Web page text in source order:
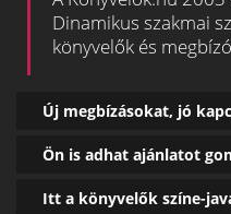
Dinamikus szakmai
könyvelők és
Új megbízásokat, jó
Ön is adhat ajánlatot
Itt a könyvelők színe-